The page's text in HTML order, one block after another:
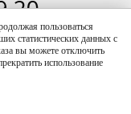
20
условиях
не являются
пользоваться
статистических данных с
вы можете отключить
использование